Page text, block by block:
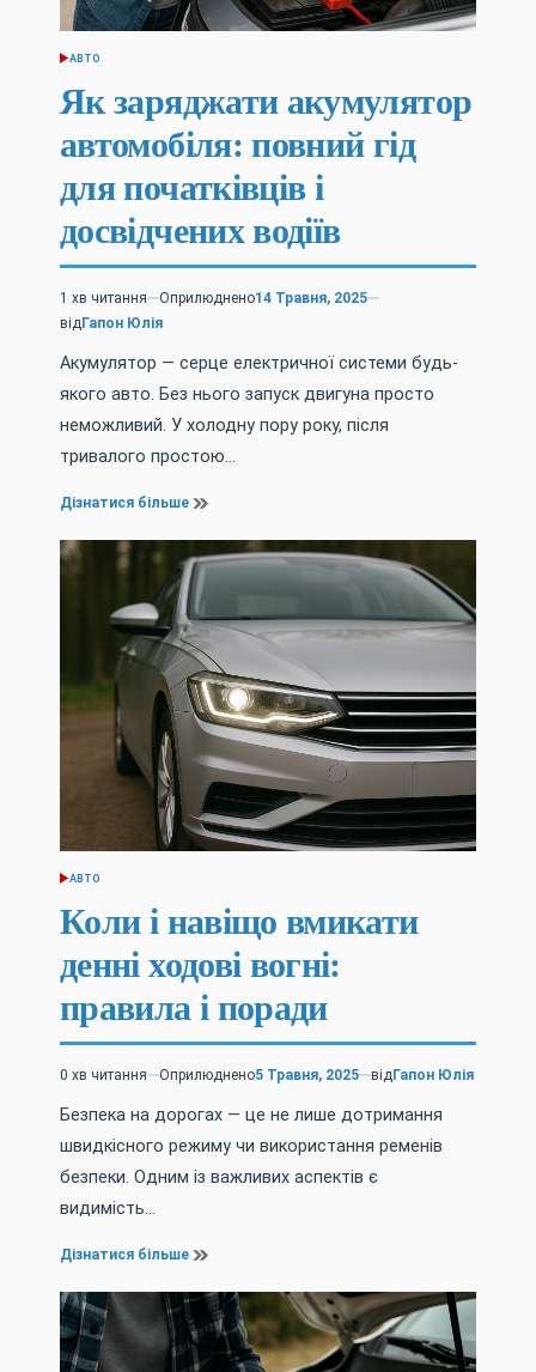
ОПУБЛІКУВАТИ
АВТО
Як заряджати акумулятор
автомобіля: повний гід
для початківців і
досвідчених водіїв
Орієнтовний
час
читання
1 хв читання Оприлюднено14 Травня, 2025
відГапон Юлія
Акумулятор — серце електричної системи будь-
якого авто. Без нього запуск двигуна просто
неможливий. У холодну пору року, після
тривалого простою…
Дізнатися більше
ОПУБЛІКУВАТИ
АВТО
Коли і навіщо вмикати
денні ходові вогні:
правила і поради
Орієнтовний
час
читання
0 хв читання Оприлюднено5 Травня, 2025 відГапон Юлія
Безпека на дорогах — це не лише дотримання
швидкісного режиму чи використання ременів
безпеки. Одним із важливих аспектів є
видимість…
Дізнатися більше